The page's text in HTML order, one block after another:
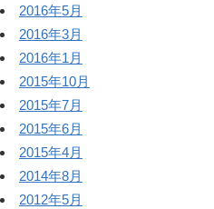
2016年5月
2016年3月
2016年1月
2015年10月
2015年7月
2015年6月
2015年4月
2014年8月
2012年5月